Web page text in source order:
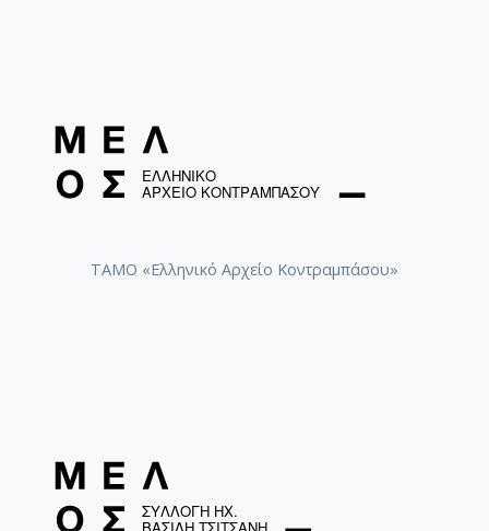
Στο παραθύρι στεκόσουν [1974]
ΤΑΜΟ «Ελληνικό Αρχείο Κοντραμπάσου»